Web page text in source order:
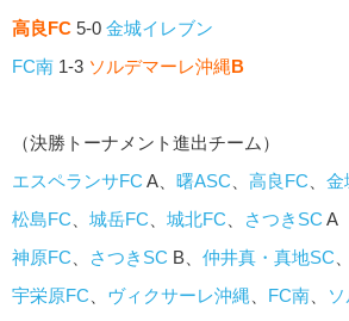
高良FC 5-0 金城イレブン
FC南 1-3 ソルデマーレ沖縄B
（決勝トーナメント進出チーム）
エスペランサFC A、 曙ASC 高良FC
金
松島FC
城岳FC 城北FC さつきSC A
神原FC
さつきSC B、 仲井真・真地SC
宇栄原FC
ヴィクサーレ沖縄 FC南